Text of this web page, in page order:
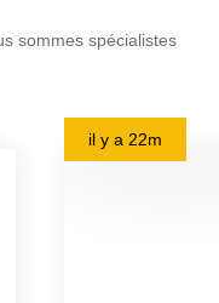
sommes spécialistes
il y a 22m